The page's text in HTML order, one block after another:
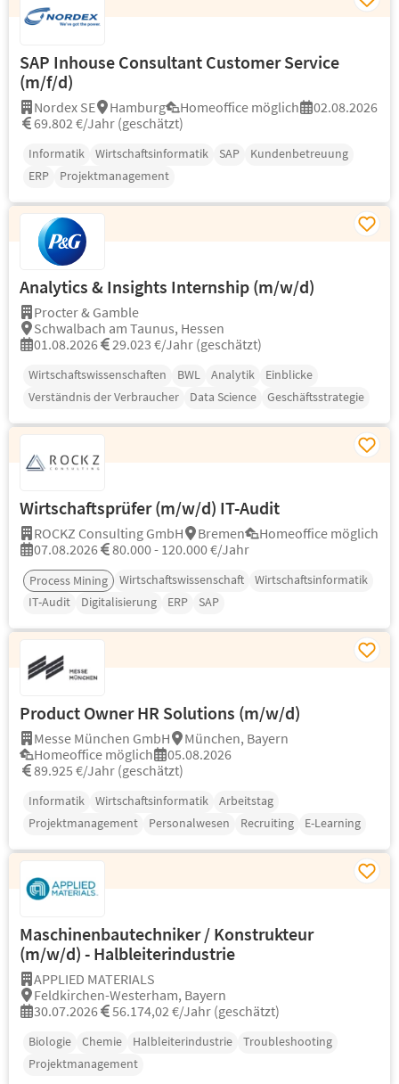
SAP Inhouse Consultant Customer Service
(m/f/d)
Nordex SE Hamburg Homeoffice möglich
02.08.2026
69.802 €/Jahr (geschätzt)
Informatik Wirtschaftsinformatik SAP
Kundenbetreuung
ERP
Projektmanagement
Analytics & Insights Internship (m/w/d)
Procter & Gamble
Schwalbach am Taunus, Hessen
01.08.2026
29.023 €/Jahr (geschätzt)
Wirtschaftswissenschaften BWL Analytik
Einblicke
Verständnis der Verbraucher
Data Science Geschäftsstrategie
Wirtschaftsprüfer (m/w/d) IT-Audit
ROCKZ Consulting GmbH Bremen
Homeoffice möglich
07.08.2026
80.000 - 120.000 €/Jahr
Process Mining Wirtschaftswissenschaft
Wirtschaftsinformatik
IT-Audit
Digitalisierung ERP SAP
Product Owner HR Solutions (m/w/d)
Messe München GmbH
München, Bayern
Homeoffice möglich
05.08.2026
89.925 €/Jahr (geschätzt)
Informatik Wirtschaftsinformatik
Arbeitstag
Projektmanagement
Personalwesen Recruiting E-Learning
Maschinenbautechniker / Konstrukteur
(m/w/d) - Halbleiterindustrie
APPLIED MATERIALS
Feldkirchen-Westerham, Bayern
30.07.2026
56.174,02 €/Jahr (geschätzt)
Biologie Chemie Halbleiterindustrie
Troubleshooting
Projektmanagement